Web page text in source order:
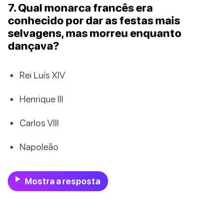
7. Qual monarca francês era
conhecido por dar as festas mais
selvagens, mas morreu enquanto
dançava?
Rei Luís XIV
Henrique III
Carlos VIII
Napoleão
Mostra a resposta